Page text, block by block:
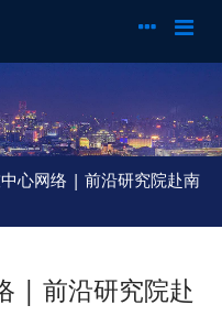
心网络 | 前沿研究院赴南
| 前沿研究院赴